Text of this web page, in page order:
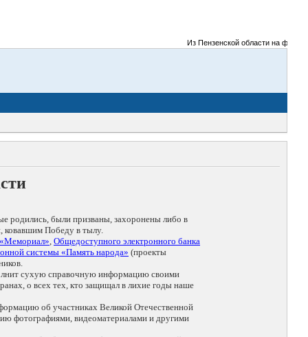
Из Пензенской области на
родились, были призваны, захоронены либо в
ковавшим Победу в тылу.
, Общедоступного электронного банка
системы «Память народа» (проекты
сухую справочную информацию своими
о всех тех, кто защищал в лихие годы наше
об участниках Великой Отечественной
фотографиями, видеоматериалами и другими